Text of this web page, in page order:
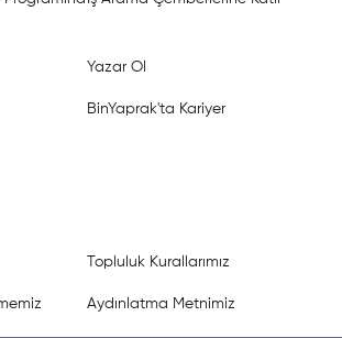
Yazar Ol
BinYaprak'ta Kariyer
Topluluk Kurallarımız
Aydınlatma Metnimiz